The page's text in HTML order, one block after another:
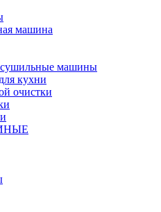
машина
машины
кухни
очистки